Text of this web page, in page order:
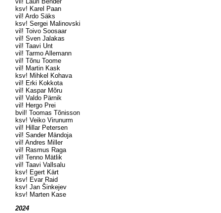
ksv! Karel Paan
vil! Ardo Säks
ksv! Sergei Malinovski
vil! Toivo Soosaar
vil! Sven Jalakas
vil! Taavi Unt
vil! Tarmo Allemann
vil! Tõnu Toome
vil! Martin Kask
ksv! Mihkel Kohava
vil! Erki Kokkota
vil! Kaspar Mõru
vil! Valdo Pärnik
vil! Hergo Prei
bvil! Toomas Tõnisson
ksv! Veiko Virunurm
vil! Hillar Petersen
vil! Sander Mändoja
vil! Andres Miller
vil! Rasmus Raga
vil! Tenno Mätlik
vil! Taavi Vallsalu
ksv! Egert Kärt
ksv! Evar Raid
ksv! Jan Šinkejev
ksv! Marten Kase
2024